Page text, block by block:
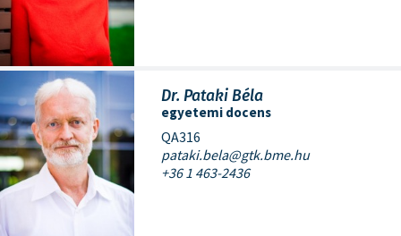
Dr. Pataki Béla
egyetemi docens
QA316
pataki.bela@gtk.bme.hu
+36 1 463-2436